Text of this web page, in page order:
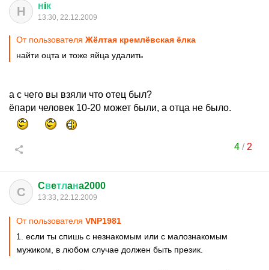
Н нiк
13:30, 22.12.2009
От пользователя Жёлтая кремлёвская ёлка
найти оцта и тоже яйца удалить
а с чего вы взяли что отец был?
ёпари человек 10-20 может были, а отца не было.
4/ 2
C Cвeтлaнa2000
13:33, 22.12.2009
От пользователя VNP1981
1. если ты спишь с незнакомым или с малознакомым
мужиком, в любом случае должен быть презик.